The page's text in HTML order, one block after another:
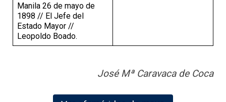
Manila 26 de mayo de
1898 // El Jefe del
Estado Mayor //
Leopoldo Boado.
José Mª Caravaca de Coca